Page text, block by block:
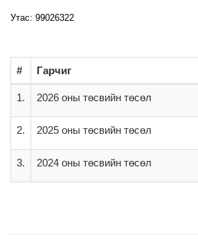
Утас: 99026322
# Гарчиг
1. 2026 оны төсвийн төсөл
2. 2025 оны төсвийн төсөл
3. 2024 оны төсвийн төсөл